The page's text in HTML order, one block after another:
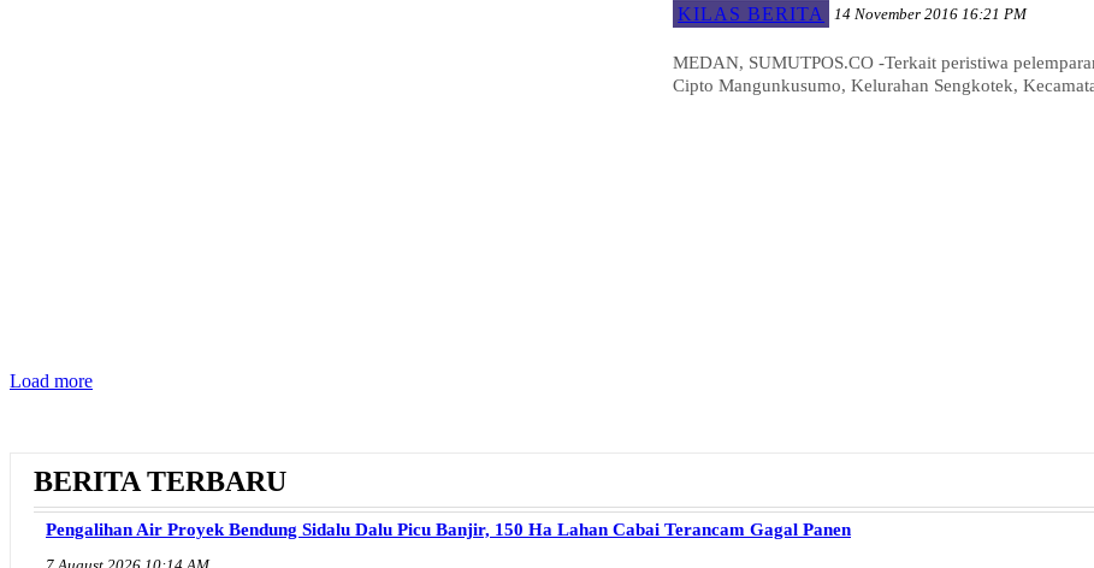
KILAS BERITA 14 November 2016 16:21 PM
MEDAN, SUMUTPOS.CO -Terkait peristiwa
Cipto Mangunkusumo, Kelurahan Sengkotek,
Load more
BERITA TERBARU
Pengalihan Air Proyek Bendung Sidalu Dalu Picu Banjir, 150 Ha Lahan Cabai Terancam Gagal Panen